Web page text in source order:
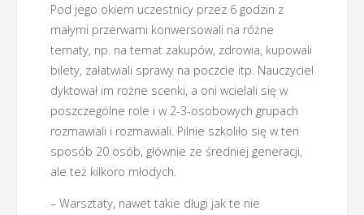
Pod jego okiem uczestnicy przez 6 godzin z
małymi przerwami konwersowali na różne
tematy, np. na temat zakupów, zdrowia, kupowali
bilety, załatwiali sprawy na poczcie itp. Nauczyciel
dyktował im rożne scenki, a oni wcielali się w
poszczególne role i w 2-3-osobowych grupach
rozmawiali i rozmawiali. Pilnie szkoliło się w ten
sposób 20 osób, głównie ze średniej generacji,
ale też kilkoro młodych.
– Warsztaty, nawet takie długi jak te nie